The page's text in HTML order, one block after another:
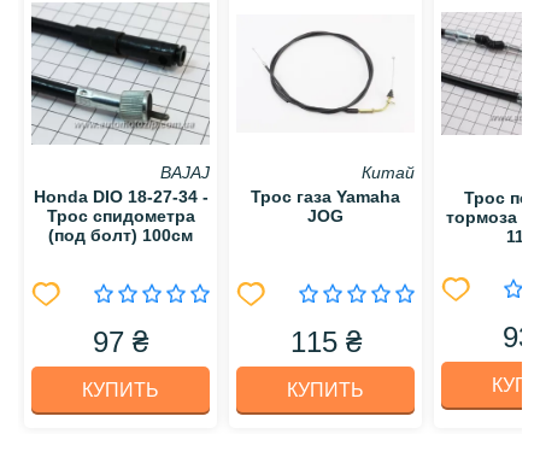
BAJAJ
Honda DIO 18-27-34 -
Трос спидометра
(под болт) 100см
97 ₴
КУПИТЬ
Китай
Трос газа Yamaha
JOG
115 ₴
КУПИТЬ
Трос
тормоза